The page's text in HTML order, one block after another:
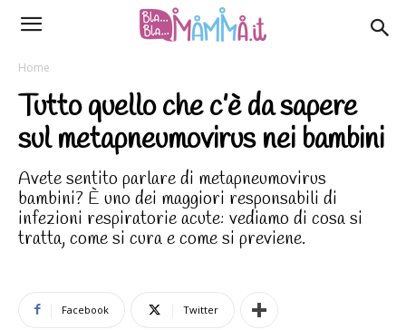
Home
Tutto quello che c’è da sapere
sul metapneumovirus nei bambini
Avete sentito parlare di metapneumovirus
bambini? È uno dei maggiori responsabili di
infezioni respiratorie acute: vediamo di cosa si
tratta, come si cura e come si previene.
Facebook Twitter